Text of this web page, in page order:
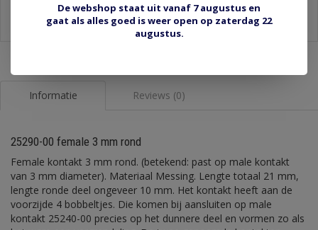
Stel een vraag over dit product
Afdrukken
Informatie Reviews (0)
25290-00 female 3 mm rond
Female kontakt 3 mm rond. (betekend: past op male kontakt
van 3 mm diameter). Materiaal Messing. Lengte totaal 21 mm,
lengte ronde deel ongeveer 10 mm. Het kontakt heeft aan de
voorzijde 4 bobbeltjes. Die komen bij aansluiten op male
kontakt 25240-00 precies op het dunnere deel en vormen zo als
De webshop staat uit vanaf 7 augustus en
gaat als alles goed is weer open op zaterdag 22
augustus.